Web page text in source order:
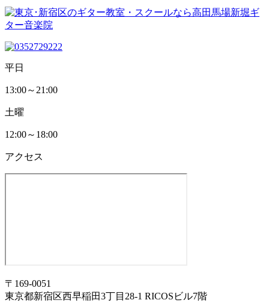
平日
13:00～21:00
土曜
12:00～18:00
アクセス
〒169-0051
東京都新宿区西早稲田3丁目28-1 RICOSビル7階